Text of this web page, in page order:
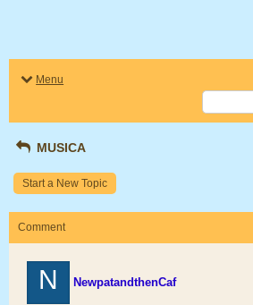
Menu
MUSICA
Start a New Topic
Comment
N NewpatandthenCaf